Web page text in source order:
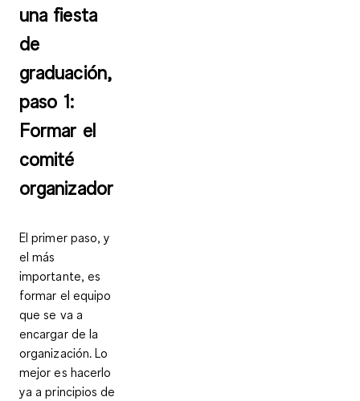
una fiesta
de
graduación,
paso 1:
Formar el
comité
organizador
El primer paso, y
el más
importante, es
formar el equipo
que se va a
encargar de la
organización. Lo
mejor es hacerlo
yaa principios de